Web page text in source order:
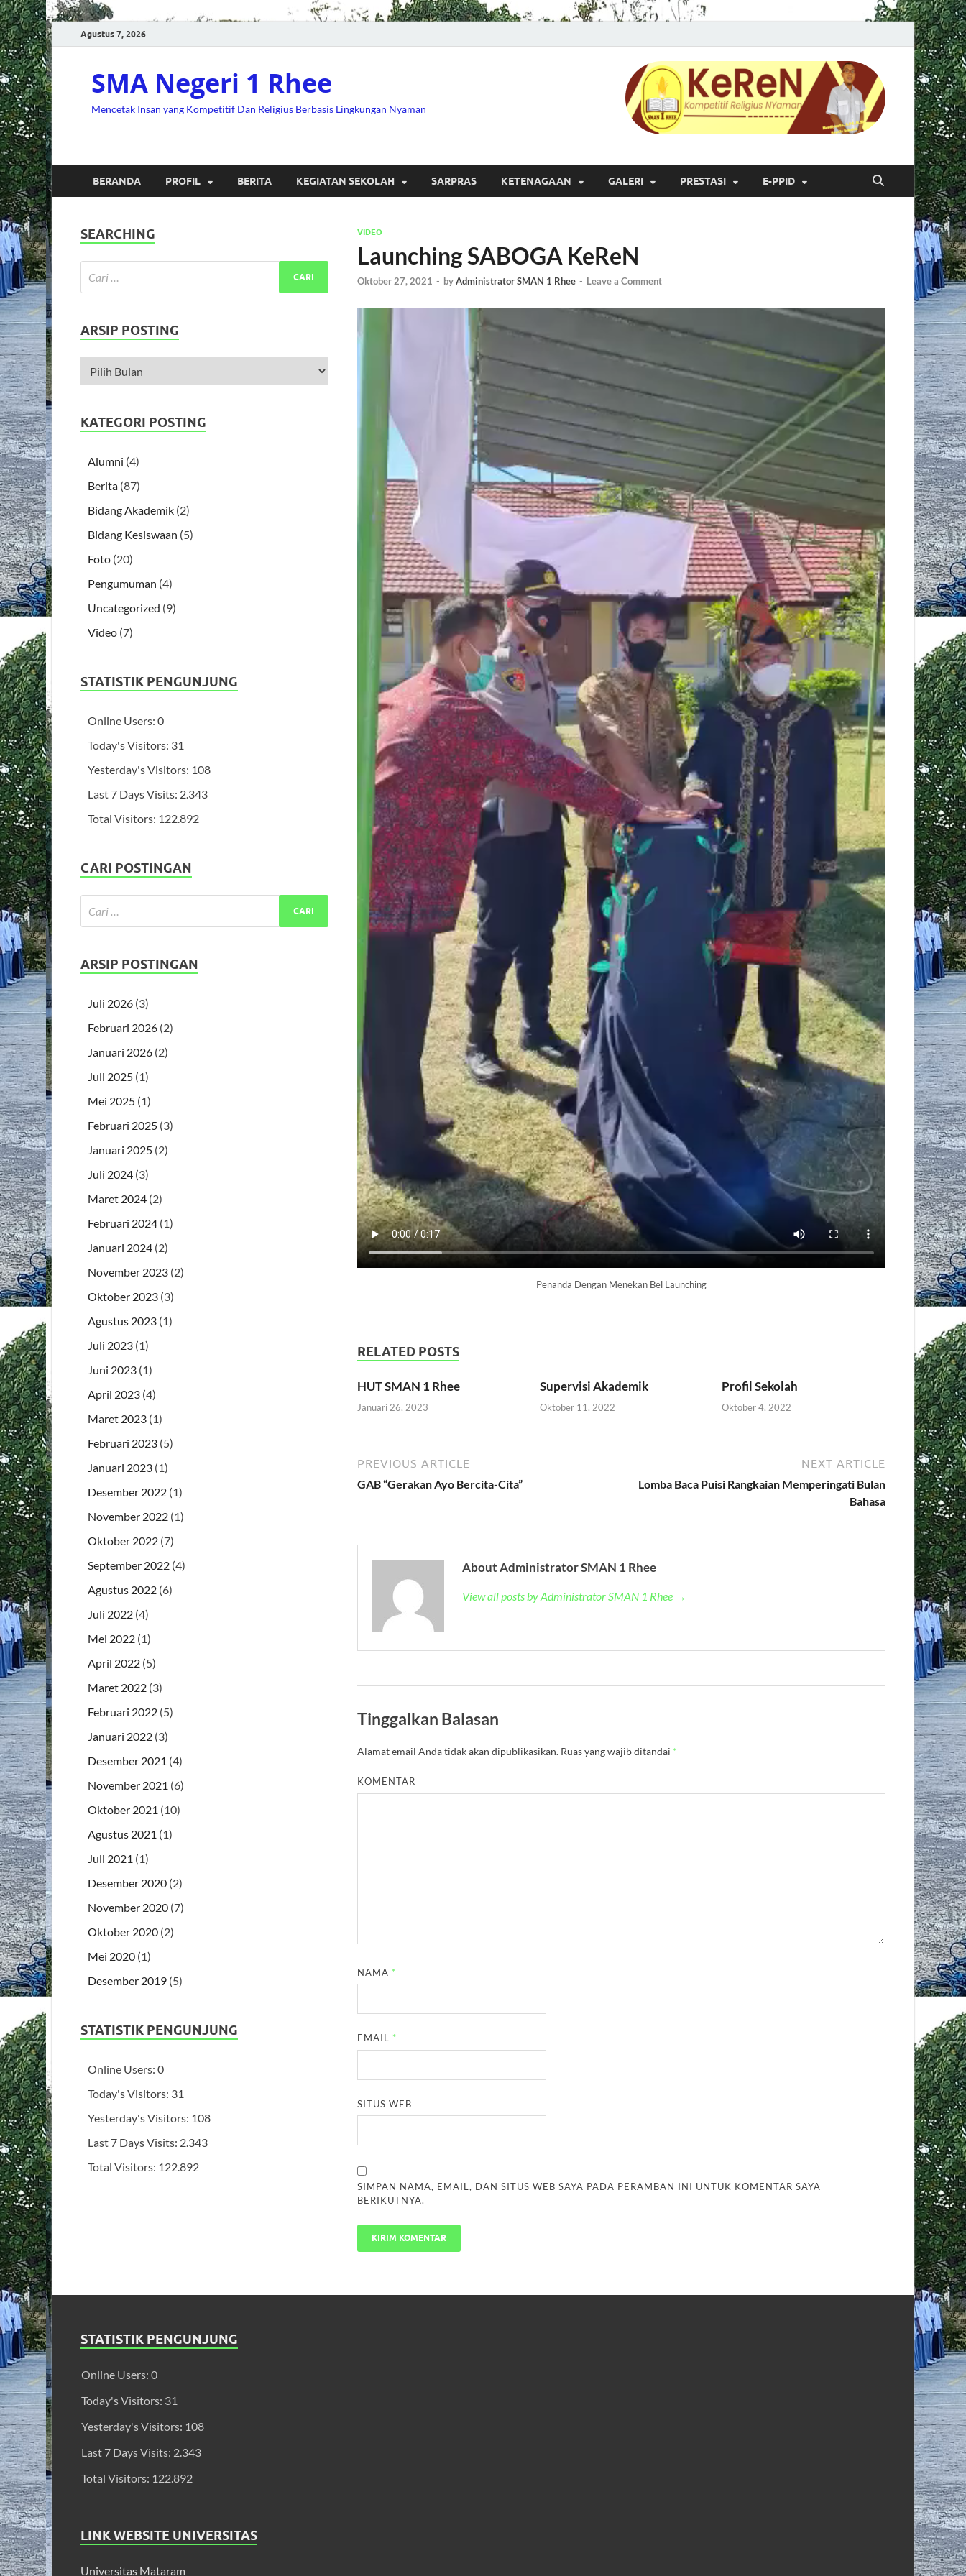
Agustus 7, 2026
SMA Negeri 1 Rhee
Mencetak Insan yang Kompetitif Dan Religius Berbasis Lingkungan Nyaman
BERANDA PROFIL BERITA KEGIATAN SEKOLAH SARPRAS KETENAGAAN GALERI PRESTASI E-PPID
VIDEO
Launching SABOGA KeReN
Oktober 27, 2021 - byAdministrator SMAN 1 Rhee - Leave a Comment
Penanda Dengan Menekan Bel Launching
RELATED POSTS
HUT SMAN 1 Rhee
Januari 26, 2023
Supervisi Akademik
Oktober 11, 2022
Profil Sekolah
Oktober 4, 2022
PREVIOUS ARTICLE
GAB “Gerakan Ayo Bercita-Cita”
NEXT ARTICLE
Lomba Baca Puisi Rangkaian Memperingati Bulan
Bahasa
About Administrator SMAN 1 Rhee
View all posts by Administrator SMAN 1 Rhee →
Tinggalkan Balasan
Alamat email Anda tidak akan dipublikasikan. Ruas yang wajib ditandai *
KOMENTAR
NAMA *
EMAIL *
SITUS WEB
SIMPAN NAMA, EMAIL, DAN SITUS WEB SAYA PADA PERAMBAN INI UNTUK KOMENTAR SAYA
BERIKUTNYA.
SEARCHING
ARSIP POSTING
KATEGORI POSTING
Alumni (4)
Berita (87)
Bidang Akademik (2)
Bidang Kesiswaan (5)
Foto (20)
Pengumuman (4)
Uncategorized (9)
Video (7)
STATISTIK PENGUNJUNG
Online Users: 0
Today's Visitors: 31
Yesterday's Visitors: 108
Last 7 Days Visits: 2.343
Total Visitors: 122.892
CARI POSTINGAN
ARSIP POSTINGAN
Juli 2026 (3)
Februari 2026 (2)
Januari 2026 (2)
Juli 2025 (1)
Mei 2025 (1)
Februari 2025 (3)
Januari 2025 (2)
Juli 2024 (3)
Maret 2024 (2)
Februari 2024 (1)
Januari 2024 (2)
November 2023 (2)
Oktober 2023 (3)
Agustus 2023 (1)
Juli 2023 (1)
Juni 2023 (1)
April 2023 (4)
Maret 2023 (1)
Februari 2023 (5)
Januari 2023 (1)
Desember 2022 (1)
November 2022 (1)
Oktober 2022 (7)
September 2022 (4)
Agustus 2022 (6)
Juli 2022 (4)
Mei 2022 (1)
April 2022 (5)
Maret 2022 (3)
Februari 2022 (5)
Januari 2022 (3)
Desember 2021 (4)
November 2021 (6)
Oktober 2021 (10)
Agustus 2021 (1)
Juli 2021 (1)
Desember 2020 (2)
November 2020 (7)
Oktober 2020 (2)
Mei 2020 (1)
Desember 2019 (5)
STATISTIK PENGUNJUNG
Online Users: 0
Today's Visitors: 31
Yesterday's Visitors: 108
Last 7 Days Visits: 2.343
Total Visitors: 122.892
STATISTIK PENGUNJUNG
Online Users: 0
Today's Visitors: 31
Yesterday's Visitors: 108
Last 7 Days Visits: 2.343
Total Visitors: 122.892
LINK WEBSITE UNIVERSITAS
Universitas Mataram